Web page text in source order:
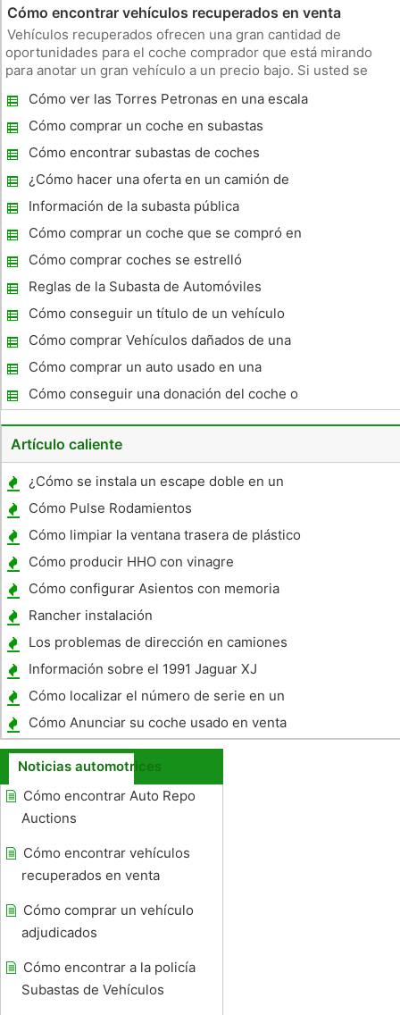
Cómo encontrar vehículos recuperados en venta
Vehículos recuperados ofrecen una gran cantidad de
oportunidades para el coche comprador que está mirando
para anotar un gran vehículo a un precio bajo. Si usted se
recuperados, sigue leyendo para saber dónde buscar.
Instrucciones 1 Cuida tu periódic
Cómo ver las Torres Petronas en una escala
en Kuala Lumpur, Malasia
Cómo comprar un coche en subastas
Cómo encontrar subastas de coches
¿Cómo hacer una oferta en un camión de
basura
Información de la subasta pública
Cómo comprar un coche que se compró en
una subasta
Cómo comprar coches se estrelló
Reglas de la Subasta de Automóviles
Cómo conseguir un título de un vehículo
abandonado
Cómo comprar Vehículos dañados de una
compañía de seguros
Cómo comprar un auto usado en una
subasta de GSA
Cómo conseguir una donación del coche o
vehículo dotado
Artículo caliente
¿Cómo se instala un escape doble en un
1967 Ford Galaxie?
Cómo Pulse Rodamientos
Cómo limpiar la ventana trasera de plástico
en un convertible Porsche
Cómo producir HHO con vinagre
Cómo configurar Asientos con memoria
Rancher instalación
Los problemas de dirección en camiones
GM
Información sobre el 1991 Jaguar XJ
Sovereign 4.0
Cómo localizar el número de serie en un
Corvair
Cómo Anunciar su coche usado en venta
Noticias automotrices
Cómo encontrar Auto Repo
Auctions
Cómo encontrar vehículos
recuperados en venta
Cómo comprar un vehículo
adjudicados
Cómo encontrar a la policía
Subastas de Vehículos